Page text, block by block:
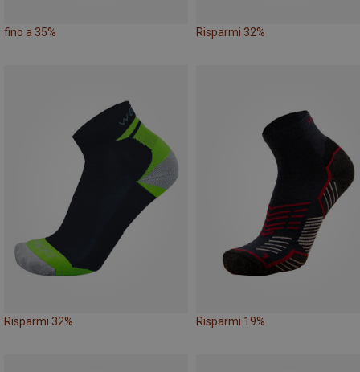
fino a 35% Risparmi 32%
Risparmi 32% Risparmi 19%